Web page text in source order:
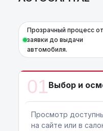
Прозрачный процесс от
заявки до выдачи
автомобиля.
01Выбор и
Просмотр
на сайте или в